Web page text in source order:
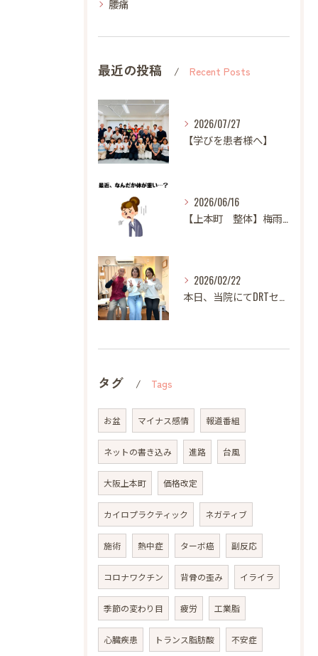
腰痛
最近の投稿 Recent Posts
2026/07/27
【学びを患者様へ】
2026/06/16
【上本町 整体】梅雨になると体調が悪くなる方へ
2026/02/22
本日、当院にてDRTセミナーを開催いたしました。
タグ Tags
お盆 マイナス感情 報道番組
ネットの書き込み 進路 台風
大阪上本町 価格改定
カイロプラクティック ネガティブ
施術 熱中症 ターボ癌 副反応
コロナワクチン 背骨の歪み イライラ
季節の変わり目 疲労 工業脂
心臓疾患 トランス脂肪酸 不安症